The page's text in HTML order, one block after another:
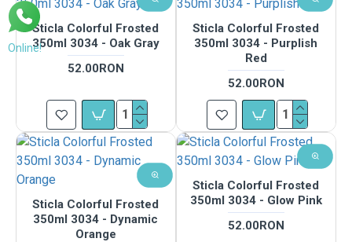
Sticla Colorful Frosted
350ml 3034 - Oak Gray
52.00RON
Sticla Colorful Frosted
350ml 3034 - Purplish
Red
52.00RON
Sticla Colorful Frosted
350ml 3034 - Dynamic
Orange
Sticla Colorful Frosted
350ml 3034 - Glow Pink
52.00RON
Online!